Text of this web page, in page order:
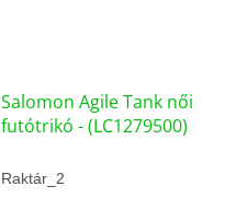
Salomon Agile Tank női
futótrikó - (LC1279500)
Raktár_2